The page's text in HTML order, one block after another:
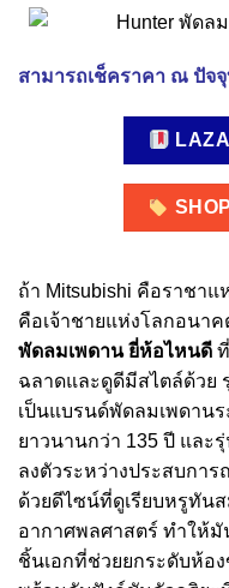
สามารถเช็คราคา ณ ปัจ
ถ้า Mitsubishi คือราชาแ
คือเจ้าชายแห่งโลกอนา
พัดลมเพดาน ยี่ห้อไหนดี
ฉลาดและดูดีมีสไตล์ด้วย
เป็นแบรนด์พัดลมเพดาน
ยาวนานกว่า 135 ปี และ
ลงตัวระหว่างประสบกา
ด้วยดีไซน์ที่ดูเรียบหรูทัน
อากาศพลศาสตร์ ทำให้มั
ชิ้นเอกที่ช่วยยกระดับห้อ